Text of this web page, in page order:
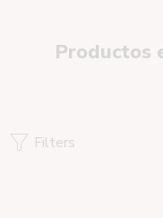
Productos
Filters